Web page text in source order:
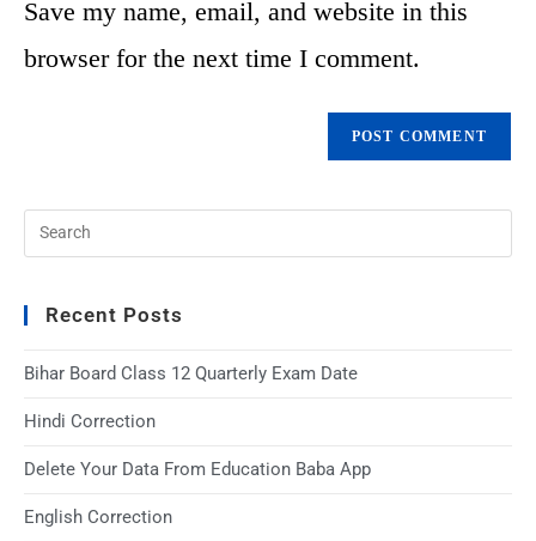
Save my name, email, and website in this
browser for the next time I comment.
Recent Posts
Bihar Board Class 12 Quarterly Exam Date
Hindi Correction
Delete Your Data From Education Baba App
English Correction